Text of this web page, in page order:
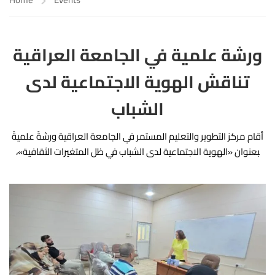
ورشة علمية في الجامعة العراقية
تناقش الهوية الاجتماعية لدى
الشباب
أقام مركز التطوير والتعليم المستمر في الجامعة العراقية ورشةً علميةً
بعنوان «الهوية الاجتماعية لدى الشباب في ظل المتغيرات الثقافية»،
…